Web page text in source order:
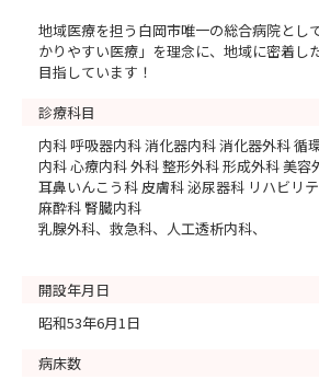
地域医療を担う白岡市唯一の総合病院とし
かりやすい医療」を理念に、地域に密着し
目指しています！
診療科目
内科 呼吸器内科 消化器内科 消化器外科 循
内科 心療内科 外科 整形外科 形成外科 美容
耳鼻いんこう科 皮膚科 泌尿器科 リハビリ
麻酔科 腎臓内科
乳腺外科、救急科、人工透析内科、
開設年月日
昭和53年6月1日
病床数